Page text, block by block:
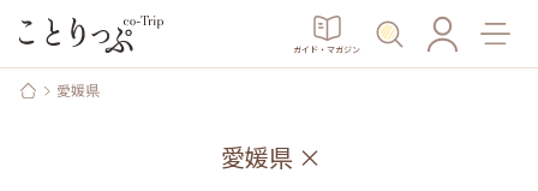
ガイド・マガジン
愛媛県
愛媛県 ×